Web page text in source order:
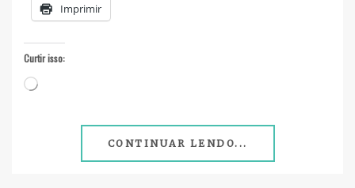
Imprimir
Curtir isso:
Carregando...
CONTINUAR LENDO...